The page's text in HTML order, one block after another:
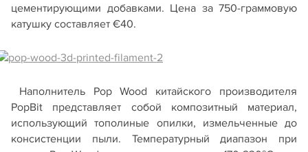
цементирующими добавками. Цена за 750-граммовую
катушку составляет €40.
Наполнитель Pop Wood китайского производителя
PopBit представляет собой композитный материал,
использующий тополиные опилки, измельченные до
консистенции пыли. Температурный диапазон при